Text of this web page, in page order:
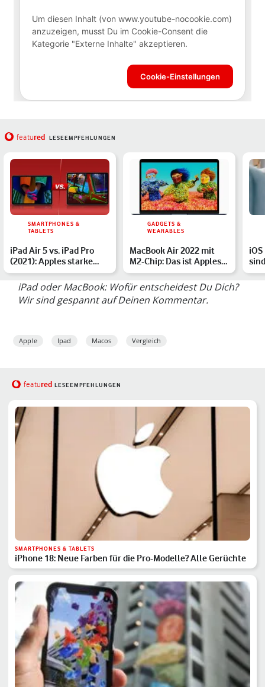
featured LESEEMPFEHLUNGEN
SMARTPHONES &
TABLETS
iPad Air 5 vs. iPad Pro
(2021): Apples starke
Tablets im Vergleic…
GADGETS &
WEARABLES
MacBook Air 2022 mit
M2-Chip: Das ist Apples
jüngstes Notebook
iPad oder MacBook: Wofür entscheidest Du Dich?
Wir sind gespannt auf Deinen Kommentar.
Apple Ipad Macos Vergleich
featured LESEEMPFEHLUNGEN
SMARTPHONES & TABLETS
iPhone 18: Neue Farben für die Pro-Modelle? Alle Gerüchte